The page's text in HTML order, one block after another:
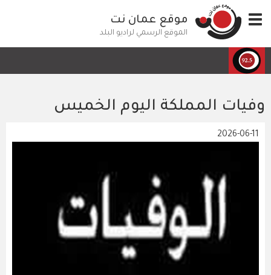
إلى
المحتوى
الرئيسي
Toggle
navigation
موقع عمان نت
الموقع الرسمي لراديو البلد
وفيات المملكة اليوم الخميس
2026-06-11